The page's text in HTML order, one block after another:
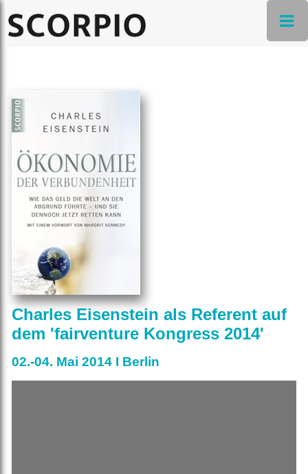
Charles Eisenstein als Referent auf
dem 'fairventure Kongress 2014'
02.-04. Mai 2014 I Berlin